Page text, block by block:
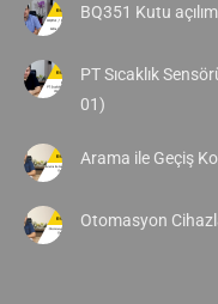
BQ351 Kutu
PT Sıcaklık
01)
Arama ile Geçiş
Otomasyon